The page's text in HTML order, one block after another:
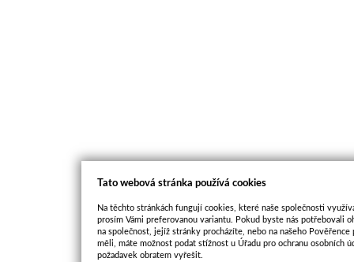
Tato webová stránka používá cookies
Na těchto stránkách fungují cookies, které naše společnosti
prosím Vámi preferovanou variantu. Pokud byste nás potřebovali
na společnost, jejíž stránky procházíte, nebo na našeho
měli, máte možnost podat stížnost u Úřadu pro ochranu osobních
požadavek obratem vyřešit.